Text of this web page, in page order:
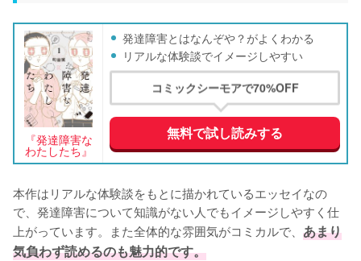
『発達障害な
わたしたち』
発達障害とはなんぞや？がよくわかる
リアルな体験談でイメージしやすい
コミックシーモアで70%OFF
無料で試し読みする
本作はリアルな体験談をもとに描かれているエッセイなの
で、発達障害について知識がない人でもイメージしやすく仕
上がっています。また全体的な雰囲気がコミカルで、 あまり
気負わず読めるのも魅力的です。